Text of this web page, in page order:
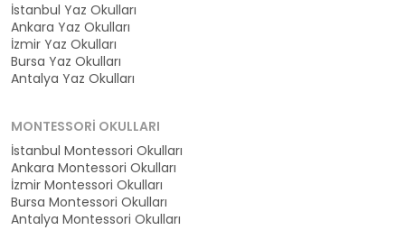
İstanbul Yaz Okulları
Ankara Yaz Okulları
İzmir Yaz Okulları
Bursa Yaz Okulları
Antalya Yaz Okulları
MONTESSORI OKULLARI
İstanbul Montessori Okulları
Ankara Montessori Okulları
İzmir Montessori Okulları
Bursa Montessori Okulları
Antalya Montessori Okulları